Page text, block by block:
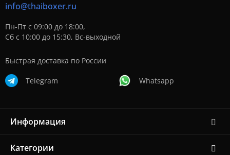
info@thaiboxer.ru
Пн-Пт с 09:00 до 18:00,
Сб с 10:00 до 15:30, Вс-выходной
Быстрая доставка по России
Telegram Whatsapp
Информация
Категории